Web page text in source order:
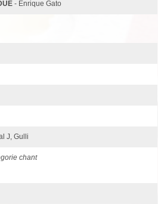
- Enrique Gato
J, Gulli
chant